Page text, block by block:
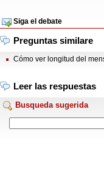
Siga el debate
Preguntas similare
Cómo ver longitud del
Leer las respuestas
Busqueda sugerida